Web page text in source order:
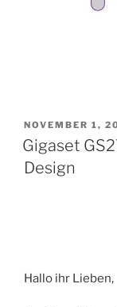
AM
NOVEMBER 1,
Gigaset
Design
Hallo ihr Lieben,